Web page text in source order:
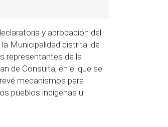
y aprobación del
Municipalidad distrital de
representantes de la
de Consulta, en el que se
mecanismos para
pueblos indígenas u